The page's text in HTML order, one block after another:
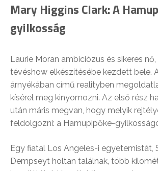
Mary Higgins Clark: A
gyilkosság
Laurie Moran ambiciózus és sikeres nő,
tévéshow elkészítésébe kezdett bele.
árnyékában című realityben
kísérel meg kinyomozni. Az első rész
után máris megvan, hogy melyik
feldolgozni: a Hamupipőke-
Egy fiatal Los Angeles-i egyetemistát,
Dempseyt holtan találnak, több